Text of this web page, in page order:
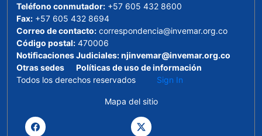
Teléfono conmutador: +57 605 432 8600
Fax: +57 605 432 8694
Correo de contacto: correspondencia@invemar.org.co
Código postal: 470006
Notificaciones Judiciales:njinvemar@invemar.org.co
Otras sedes
Políticas de uso de información
Todos los derechos reservados Sign In
Mapa del sitio